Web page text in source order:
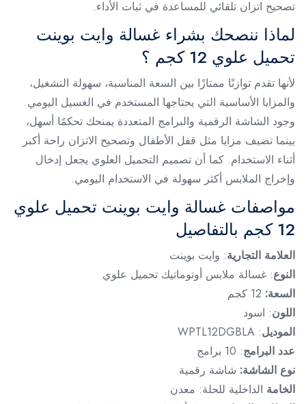
تصحيح اتزان تلقائي للمساعدة في ثبات الأداء.
لماذا ننصحك بشراء غسالة وايت بوينت
تحميل علوي 12 كجم ؟
لأنها تقدم توازنًا ممتازًا بين السعة المناسبة، سهولة التشغيل،
والمزايا الأساسية التي يحتاجها المستخدم في الغسيل اليومي.
وجود الشاشة الرقمية والبرامج المتعددة يمنحك تحكمًا أسهل،
بينما تضيف مزايا مثل قفل الأطفال وتصحيح الاتزان راحة أكبر
أثناء الاستخدام. كما أن تصميم التحميل العلوي يجعل إدخال
وإخراج الملابس أكثر سهولة في الاستخدام اليومي.
مواصفات غسالة وايت بوينت تحميل علوي
12 كجم بالتفاصيل
العلامة التجارية: وايت بوينت
النوع: غسالة ملابس أوتوماتيك تحميل علوي
السعة: 12 كجم
اللون: اسود
الموديل: WPTL12DGBLA
عدد البرامج: 10 برامج
نوع الشاشة: شاشة رقمية
الخامة الداخلية للحلة: معدن